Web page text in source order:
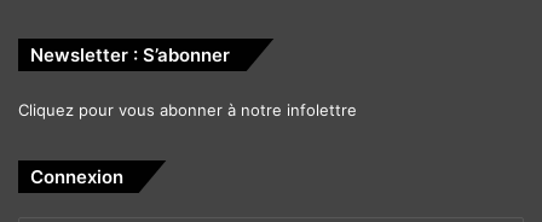
Newsletter : S’abonner
Cliquez pour vous abonner à notre infolettre
Connexion